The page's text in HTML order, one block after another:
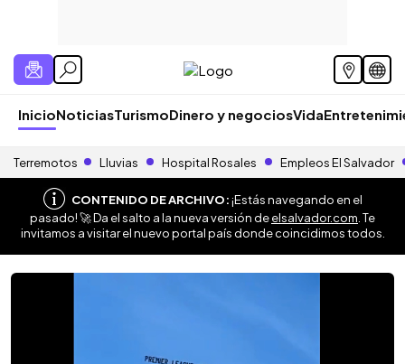
InicioNoticiasTurismoDinero y negociosVida
Terremotos Lluvias Hospital Rosales Empleos El Salvador
CONTENIDO DE ARCHIVO:¡Estás navegando en el
pasado! 🚀 Da el salto a la nueva versión deelsalvador.com . Te
invitamos a visitar el nuevo portal país donde coincidimos todos.